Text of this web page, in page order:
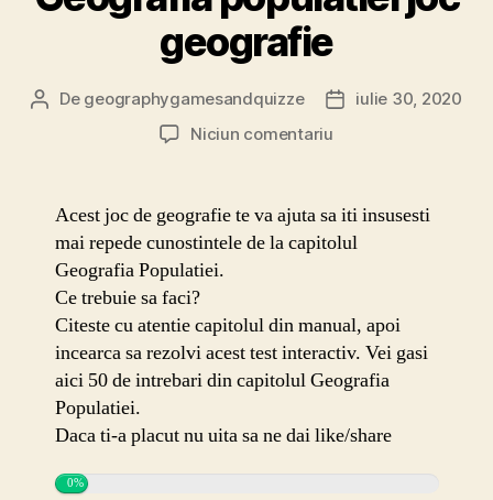
geografie
Autor
De geographygamesandquizze
Datăiulie 30, 2020
Niciun comentariula
joc
Acest joc de geografie te va ajuta sa iti insusesti
mai repede cunostintele de la capitolul
Geografia Populatiei.
Ce trebuie sa faci?
Citeste cu atentie capitolul din manual, apoi
incearca sa rezolvi acest test interactiv. Vei gasi
aici 50 de intrebari din capitolul Geografia
Populatiei.
Daca ti-a placut nu uita sa ne dai like/share
0%